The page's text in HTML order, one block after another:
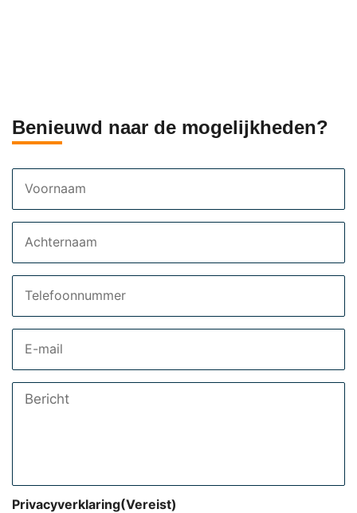
Benieuwd naar de mogelijkheden?
Bericht
Privacyverklaring(Vereist)